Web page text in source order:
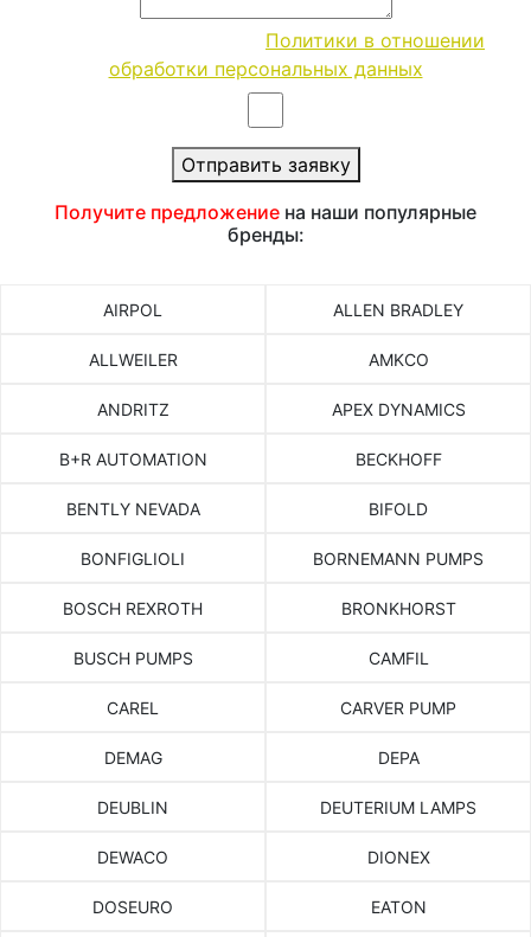
Политики в отношении
обработки персональных данных
Отправить заявку
Получите предложение на наши популярные
бренды:
AIRPOL ALLEN BRADLEY
ALLWEILER AMKCO
ANDRITZ APEX DYNAMICS
B+R AUTOMATION BECKHOFF
BENTLY NEVADA BIFOLD
BONFIGLIOLI BORNEMANN PUMPS
BOSCH REXROTH BRONKHORST
BUSCH PUMPS CAMFIL
CAREL CARVER PUMP
DEMAG DEPA
DEUBLIN DEUTERIUM LAMPS
DEWACO DIONEX
DOSEURO EATON